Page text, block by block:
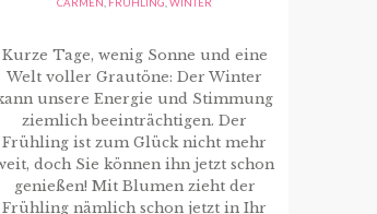
CARMEN FRÜHLING ,WINTER
Kurze Tage, wenig Sonne und eine
Welt voller Grautöne: Der Winter
kann unsere Energie und Stimmung
ziemlich beeinträchtigen. Der
Frühling ist zum Glück nicht mehr
doch Sie können ihn jetzt schon
genießen! Mit Blumen zieht der
Frühling nämlich schon jetzt in Ihr